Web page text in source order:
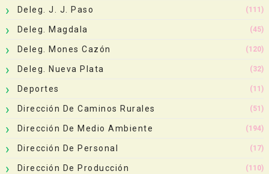
Deleg. J. J. Paso (111)
Deleg. Magdala (45)
Deleg. Mones Cazón (120)
Deleg. Nueva Plata (32)
Deportes (11)
Dirección De Caminos Rurales (51)
Dirección De Medio Ambiente (194)
Dirección De Personal (17)
Dirección De Producción (110)